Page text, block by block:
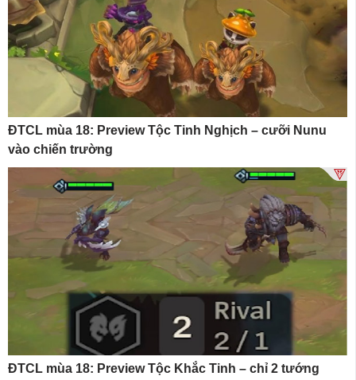
ĐTCL mùa 18: Preview Tộc Tinh Nghịch – cưỡi Nunu
vào chiến trường
ĐTCL mùa 18: Preview Tộc Khắc Tinh – chỉ 2 tướng